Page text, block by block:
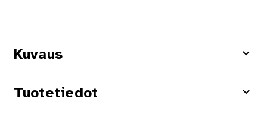
Kuvaus
Tuotetiedot